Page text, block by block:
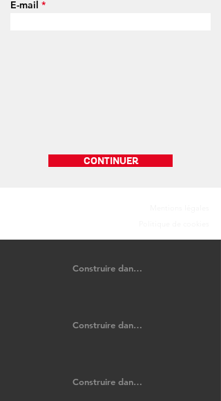
E-mail
CONTINUER
Construire dans le Calvados
Construire dans les Côtes-d'Armor
Construire dans l'Eure